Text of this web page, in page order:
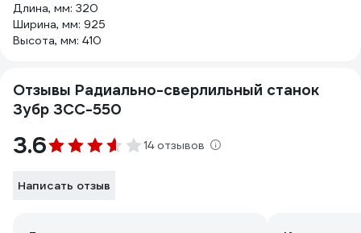
Длина, мм: 320
Ширина, мм: 925
Высота, мм: 410
Отзывы Радиально-сверлильный станок
Зубр ЗСС-550
3.6 14 отзывов
Написать отзыв